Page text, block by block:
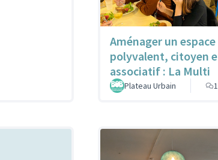
Aménager un espace
polyvalent, citoyen
associatif : La Multi
Plateau Urbain 1